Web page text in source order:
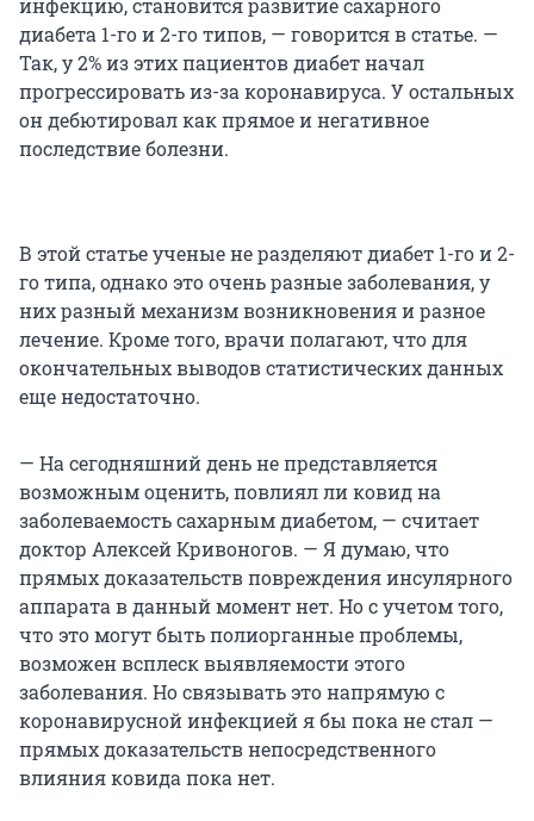
инфекцию, становится развитие сахарного
диабета 1-го и 2-го типов, — говорится в статье. —
Так, у 2% из этих пациентов диабет начал
прогрессировать из-за коронавируса. У остальных
он дебютировал как прямое и негативное
последствие болезни.
В этой статье ученые не разделяют диабет 1-го и 2-
го типа, однако это очень разные заболевания, у
них разный механизм возникновения и разное
лечение. Кроме того, врачи полагают, что для
окончательных выводов статистических данных
еще недостаточно.
— На сегодняшний день не представляется
возможным оценить, повлиял ли ковид на
заболеваемость сахарным диабетом, — считает
доктор Алексей Кривоногов. — Я думаю, что
прямых доказательств повреждения инсулярного
аппарата в данный момент нет. Но с учетом того,
что это могут быть полиорганные проблемы,
возможен всплеск выявляемости этого
заболевания. Но связывать это напрямую с
коронавирусной инфекцией я бы пока не стал —
прямых доказательств непосредственного
влияния ковида пока нет.